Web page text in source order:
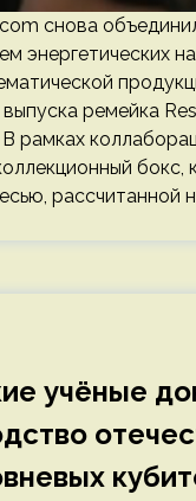
снова
энергетических
ремейка
рамках
бокс,
рассчитанной
учёные